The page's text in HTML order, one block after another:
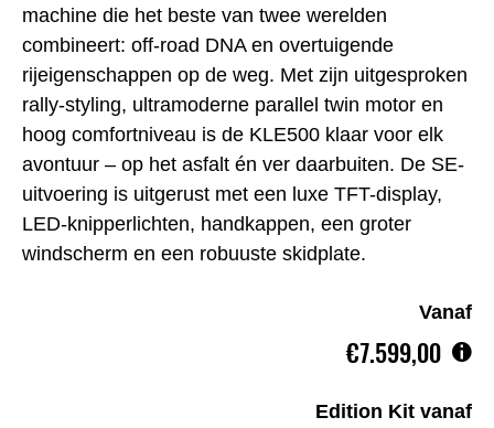
machine die het beste van twee werelden
combineert: off-road DNA en overtuigende
rijeigenschappen op de weg. Met zijn uitgesproken
rally-styling, ultramoderne parallel twin motor en
hoog comfortniveau is de KLE500 klaar voor elk
avontuur – op het asfalt én ver daarbuiten. De SE-
uitvoering is uitgerust met een luxe TFT-display,
LED-knipperlichten, handkappen, een groter
windscherm en een robuuste skidplate.
Vanaf
€7.599,00
Edition Kit vanaf